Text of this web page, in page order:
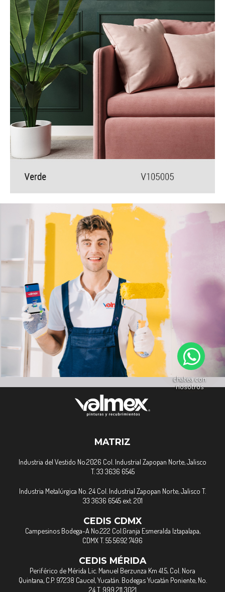
chatea con
nosotros
MATRIZ
Industria del Vestido No.2026 Col. Industrial Zapopan Norte, Jalisco
T. 33 3636 6545
Industria Metalúrgica No. 24 Col. Industrial Zapopan Norte, Jalisco T.
33 3636 6545 ext. 201
CEDIS CDMX
Campesinos Bodega-A No.222 Col.Granja Esmeralda Iztapalapa,
CDMX T. 55 5692 7496
CEDIS MÉRIDA
Periférico de Mérida Lic. Manuel Berzunza Km 41.5, Col. Nora
Quintana, C.P. 97238 Caucel, Yucatán. Bodegas Yucatán Poniente, No.
24 T. 999 211 3021